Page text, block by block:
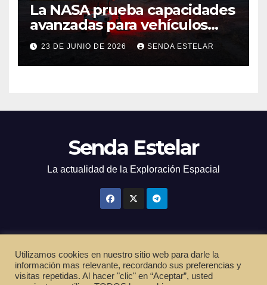
La NASA prueba capacidades
avanzadas para vehículos
exploradores lunares y
marcianos.
23 DE JUNIO DE 2026 SENDA ESTELAR
Senda Estelar
La actualidad de la Exploración Espacial
Funciona gracias a WordPress|Tema: Newsup deThemeansar
Utilizamos cookies en nuestro sitio web para darle la
información mas relevante, recordando sus preferencias y
visitas repetidas. Al hacer "clic" en “Aceptar”, usted